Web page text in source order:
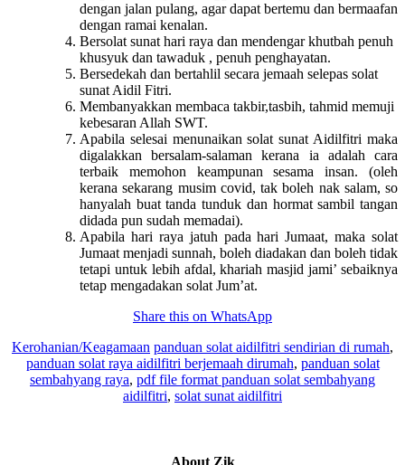
dengan jalan pulang, agar dapat bertemu dan bermaafan
dengan ramai kenalan.
Bersolat sunat hari raya dan mendengar khutbah penuh
khusyuk dan tawaduk , penuh penghayatan.
Bersedekah dan bertahlil secara jemaah selepas solat
sunat Aidil Fitri.
Membanyakkan membaca takbir,tasbih, tahmid memuji
kebesaran Allah SWT.
Apabila selesai menunaikan solat sunat Aidilfitri maka
digalakkan bersalam-salaman kerana ia adalah cara
terbaik memohon keampunan sesama insan. (oleh
kerana sekarang musim covid, tak boleh nak salam, so
hanyalah buat tanda tunduk dan hormat sambil tangan
didada pun sudah memadai).
Apabila hari raya jatuh pada hari Jumaat, maka solat
Jumaat menjadi sunnah, boleh diadakan dan boleh tidak
tetapi untuk lebih afdal, khariah masjid jami’ sebaiknya
tetap mengadakan solat Jum’at.
Share this on WhatsApp
Kerohanian/Keagamaan panduan solat aidilfitri sendirian di rumah,
panduan solat raya aidilfitri berjemaah dirumah, panduan solat
sembahyang raya, pdf file format panduan solat sembahyang
aidilfitri, solat sunat aidilfitri
About Zik